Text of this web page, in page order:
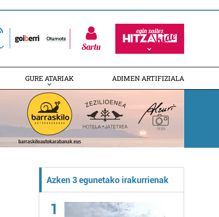
Sartu
GURE ATARIAK ADIMEN ARTIFIZIALA
Azken 3 egunetako irakurrienak
1